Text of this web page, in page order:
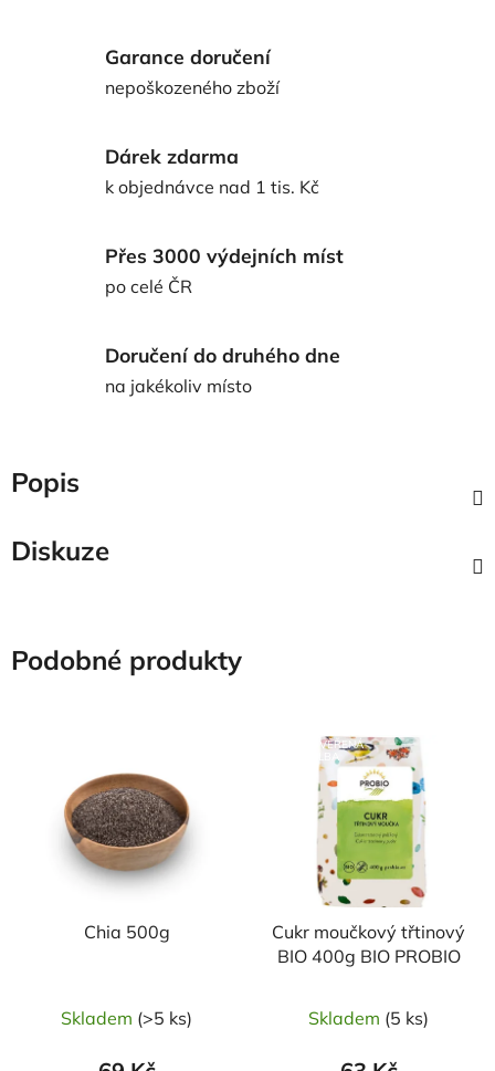
Garance doručení
nepoškozeného zboží
Dárek zdarma
k objednávce nad 1 tis. Kč
Přes 3000 výdejních míst
po celé ČR
Doručení do druhého dne
na jakékoliv místo
Popis
Diskuze
Podobné produkty
Chia 500g
Skladem (>5 ks)
NAŠE OVĚŘENÁ
VOLBA
Cukr moučkový třtinový
BIO 400g BIO PROBIO
Skladem (5 ks)